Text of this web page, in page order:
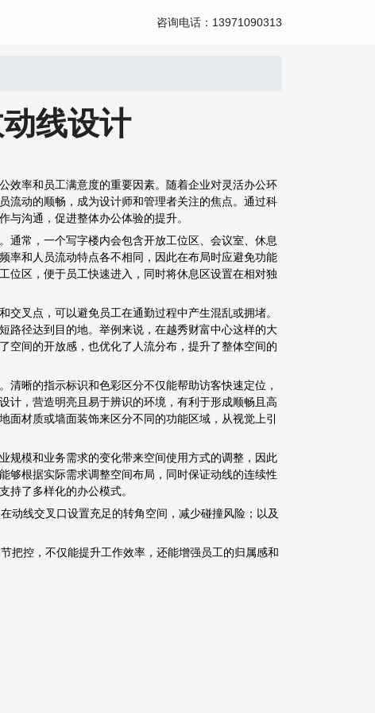
咨询电话：13971090313
线设计
效率和员工满意度的重要因素。随着企业对灵活办公环
流动的顺畅，成为设计师和管理者关注的焦点。通过科
与沟通，促进整体办公体验的提升。
通常，一个写字楼内会包含开放工位区、会议室、休息
率和人员流动特点各不相同，因此在布局时应避免功能
位区，便于员工快速进入，同时将休息区设置在相对独
叉点，可以避免员工在通勤过程中产生混乱或拥堵。
路径达到目的地。举例来说，在越秀财富中心这样的大
空间的开放感，也优化了人流分布，提升了整体空间的
晰的指示标识和色彩区分不仅能帮助访客快速定位，
计，营造明亮且易于辨识的环境，有利于形成顺畅且高
材质或墙面装饰来区分不同的功能区域，从视觉上引
规模和业务需求的变化带来空间使用方式的调整，因此
够根据实际需求调整空间布局，同时保证动线的连续性
持了多样化的办公模式。
动线交叉口设置充足的转角空间，减少碰撞风险；以及
把控，不仅能提升工作效率，还能增强员工的归属感和